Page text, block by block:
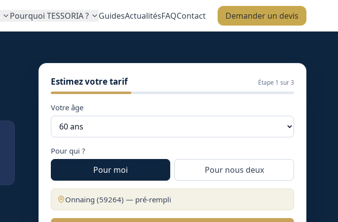
Pourquoi TESSORIA ? GuidesActualitésFAQContact Demander un devis
Estimez votre tarif Étape 1 sur 3
Votre âge
Pour qui ?
Pour moi Pour nous deux
Onnaing (59264) — pré-rempli